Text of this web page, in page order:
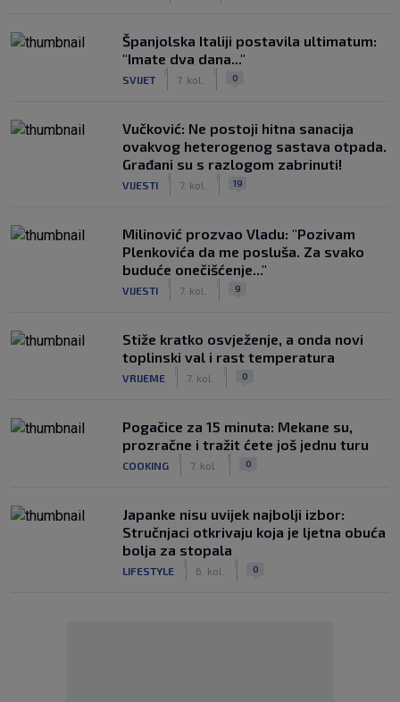
Španjolska Italiji postavila ultimatum:
"Imate dva dana..."
SVIJET 7. kol. 0
Vučković: Ne postoji hitna sanacija
ovakvog heterogenog sastava otpada.
Građani su s razlogom zabrinuti!
VIJESTI 7. kol. 19
Milinović prozvao Vladu: "Pozivam
Plenkovića da me posluša. Za svako
buduće onečišćenje..."
VIJESTI 7. kol. 9
Stiže kratko osvježenje, a onda novi
toplinski val i rast temperatura
VRIJEME 7. kol. 0
Pogačice za 15 minuta: Mekane su,
prozračne i tražit ćete još jednu turu
COOKING 7. kol. 0
Japanke nisu uvijek najbolji izbor:
Stručnjaci otkrivaju koja je ljetna obuća
bolja za stopala
LIFESTYLE 6. kol. 0